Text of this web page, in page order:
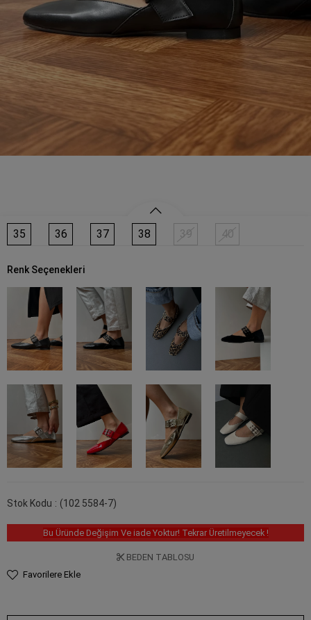
35 36 37 38 39 40
Renk Seçenekleri
Stok Kodu (102 5584-7)
Bu Üründe Değişim Ve iade Yoktur! Tekrar Üretilmeyecek !
BEDEN TABLOSU
Favorilere Ekle